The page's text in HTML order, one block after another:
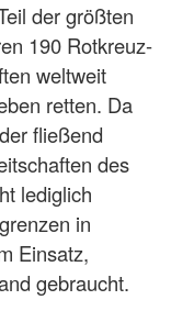
der größten
190 Rotkreuz-
weltweit
retten. Da
fließend
des
lediglich
in
Einsatz,
gebraucht.